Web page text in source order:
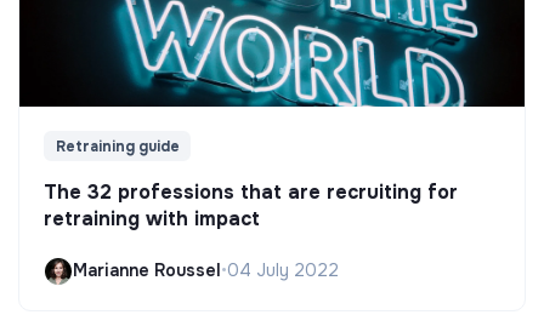
Retraining guide
The 32 professions that are recruiting for
retraining with impact
Marianne Roussel •04 July 2022